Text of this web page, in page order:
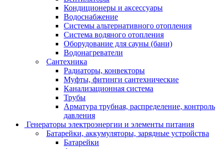
Кондиционеры и аксессуары
Водоснабжение
Системы альтернативного отопления
Система водяного отопления
Оборудование для сауны (бани)
Водонагреватели
Сантехника
Радиаторы, конвекторы
Муфты, фитинги сантехнические
Канализационная система
Трубы
Арматура трубная, распределение, контроль
давления
Генераторы электроэнергии и элементы питания
Батарейки, аккумуляторы, зарядные устройства
Батарейки